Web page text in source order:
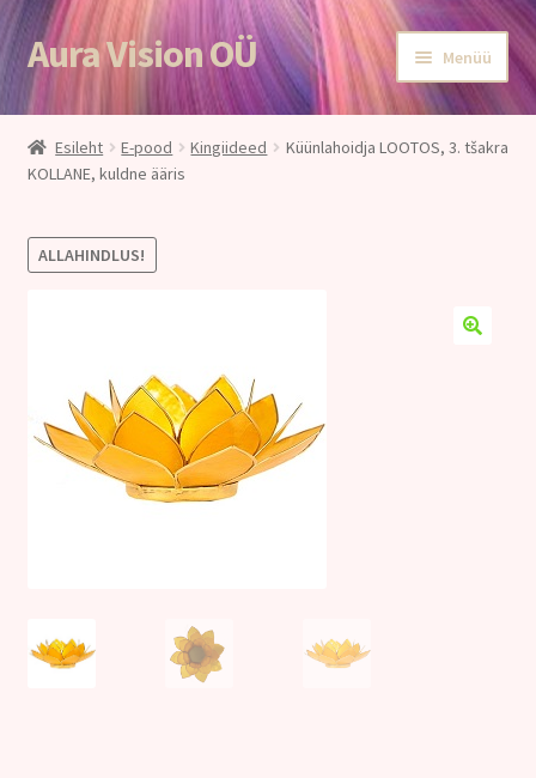
Liigu
navigeerimisele
Liigu
sisu
juurde
Aura Vision OÜ Menüü
Esileht
E-POOD
Teenused
Aura Vision ajakirjanduses
Huvitavat lugemist
Esileht E-pood Kingiideed
Küünlahoidja LOOTOS, 3. tšakra
KOLLANE, kuldne ääris
ALLAHINDLUS!